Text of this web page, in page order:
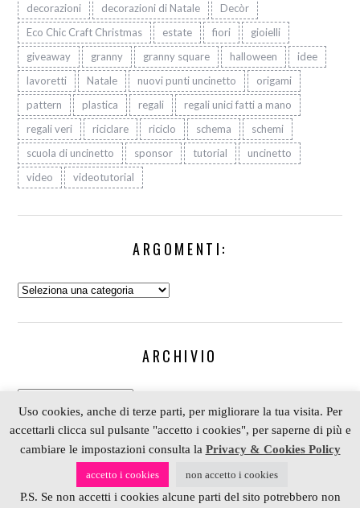
decorazioni
decorazioni di Natale
Decòr
Eco Chic Craft Christmas
estate fiori
gioielli
giveaway
granny granny square halloween
idee
lavoretti
Natale nuovi punti uncinetto
origami
pattern
plastica regali
regali unici fatti a mano
regali veri
riciclare riciclo schema
schemi
scuola di uncinetto
sponsor tutorial
uncinetto
video
videotutorial
ARGOMENTI:
Argomenti:
ARCHIVIO
Archivio
COPYRIGHT 2006-2023 ALESSIA SCRAP & CRAFT |
PARTNERDEPOSITPHOTOS| P. IVA 01574070098 |
REALIZZATO DA4BLOG.INFO
Uso cookies, anche di terze parti, per migliorare la tua visita. Per
accettarli clicca sul pulsante "accetto i cookies", per saperne di più e
cambiare le impostazioni consulta la Privacy & Cookies Policy
accetto i cookies non accetto i cookies
P.S. Se non accetti i cookies alcune parti del sito potrebbero non